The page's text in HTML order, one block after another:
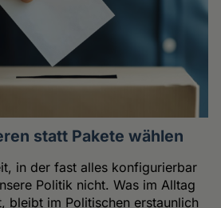
statt Pakete wählen
in der fast alles konfigurierbar
Politik nicht. Was im Alltag
bleibt im Politischen erstaunlich